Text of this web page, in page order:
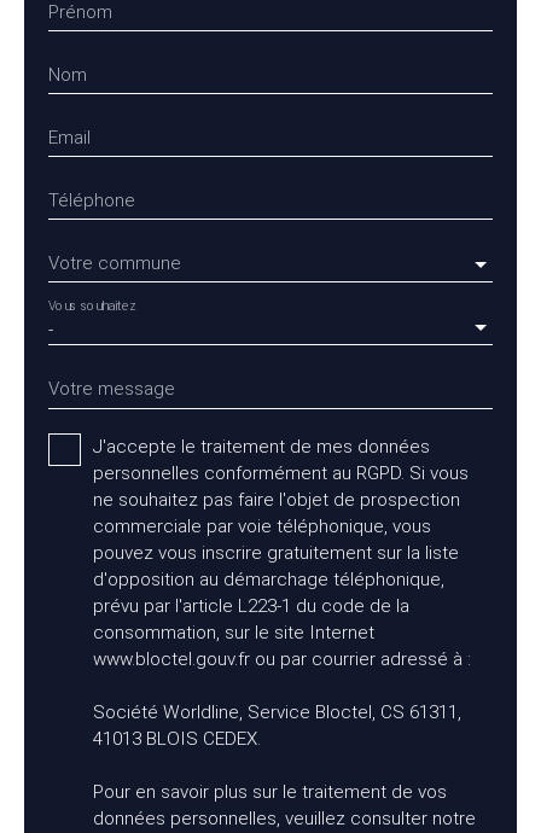
Prénom
Nom
Email
Téléphone
Votre commune
-
Vous souhaitez
Votre message
J'accepte le traitement de mes données
personnelles conformément au RGPD. Si vous
ne souhaitez pas faire l'objet de prospection
commerciale par voie téléphonique, vous
pouvez vous inscrire gratuitement sur la liste
d'opposition au démarchage téléphonique,
prévu par l'article L223-1 du code de la
consommation, sur le site Internet
www.bloctel.gouv.fr ou par courrier adressé à :
Société Worldline, Service Bloctel, CS 61311,
41013 BLOIS CEDEX.
Pour en savoir plus sur le traitement de vos
données personnelles, veuillez consulter notre